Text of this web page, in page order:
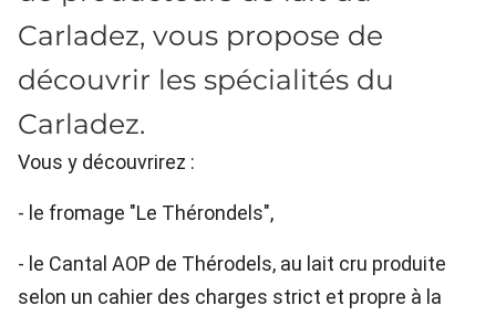
Carladez, vous propose de
découvrir les spécialités du
Carladez.
Vous y découvrirez :
- le fromage "Le Thérondels",
- le Cantal AOP de Thérodels, au lait cru produite
selon un cahier des charges strict et propre à la